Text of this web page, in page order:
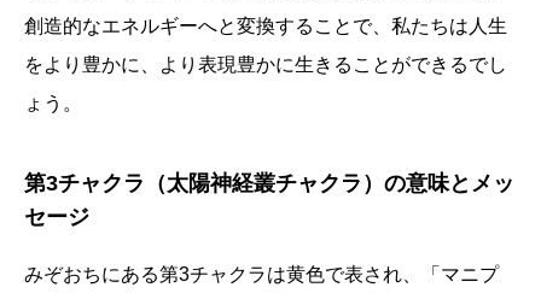
創造的なエネルギーへと変換することで、私たちは人生
をより豊かに、より表現豊かに生きることができるでし
ょう。
第3チャクラ（太陽神経叢チャクラ）の意味とメッ
セージ
みぞおちにある第3チャクラは黄色で表され、「マニプ